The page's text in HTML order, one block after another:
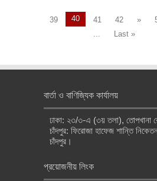
39
40 41 42 »
Last »
বার্তা ও বাণিজ্যিক কার্যালয়
ঢাকা: ২৩/৩-এ (৩য় তলা), তোপখানা
চাঁদপুর: ফিরোজা হাফেজ শান্তি
চাঁদপুর।
প্রয়োজনীয় লিংক